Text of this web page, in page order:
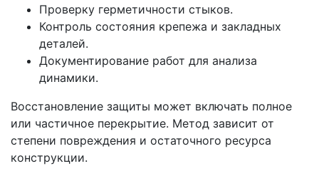
Проверку герметичности стыков.
Контроль состояния крепежа и закладных
деталей.
Документирование работ для анализа
динамики.
Восстановление защиты может включать полное
или частичное перекрытие. Метод зависит от
степени повреждения и остаточного ресурса
конструкции.